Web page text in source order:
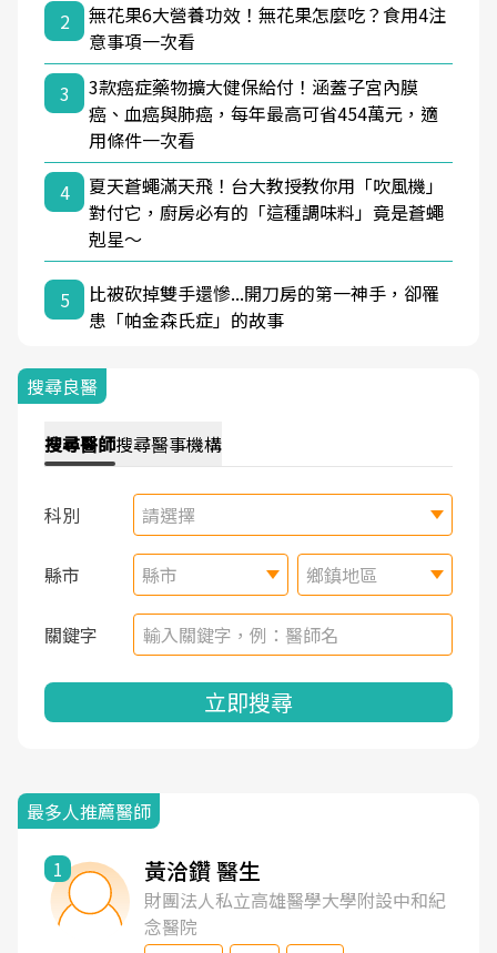
2
無花果6大營養功效！無花果怎麼吃？食用4注
意事項一次看
3
3款癌症藥物擴大健保給付！涵蓋子宮內膜
癌、血癌與肺癌，每年最高可省454萬元，適
用條件一次看
4
夏天蒼蠅滿天飛！台大教授教你用「吹風機」
對付它，廚房必有的「這種調味料」竟是蒼蠅
剋星～
5
比被砍掉雙手還慘...開刀房的第一神手，卻罹
患「帕金森氏症」的故事
搜尋良醫
搜尋醫師搜尋醫事機構
科別 請選擇
縣市 縣市 鄉鎮地區
關鍵字
立即搜尋
最多人推薦醫師
1 黃洽鑽 醫生
財團法人私立高雄醫學大學附設中和紀
念醫院